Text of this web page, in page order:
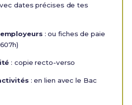
dates précises de tes
: ou fiches de paie
: copie recto-verso
: en lien avec le Bac